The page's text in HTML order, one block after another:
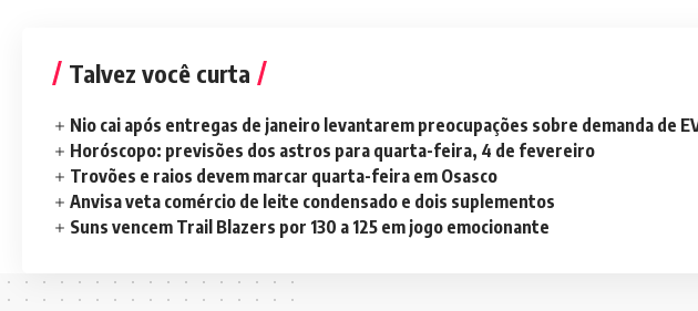
Talvez você curta
Nio cai após entregas de janeiro levantarem preocupações sobre demanda de
Horóscopo: previsões dos astros para quarta-feira, 4 de fevereiro
Trovões e raios devem marcar quarta-feira em Osasco
Anvisa veta comércio de leite condensado e dois suplementos
Suns vencem Trail Blazers por 130 a 125 em jogo emocionante